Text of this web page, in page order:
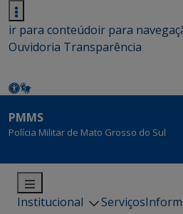
ir para conteúdoir para
Ouvidoria Transparência
PMMS
Polícia Militar de Mato Grosso do Sul
Institucional Serviços